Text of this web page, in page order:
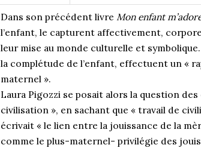
Dans son précédent livre Mon enfant
l’enfant, le capturent affectivement,
leur mise au monde culturelle et
la complétude de l’enfant, effectuent un «
maternel ».
Laura Pigozzi se posait alors la question
civilisation », en sachant que « travail de
écrivait « le lien entre la jouissance de la
comme le plus-maternel- privilégie des